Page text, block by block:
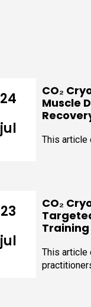
24
jul
CO₂
Muscle
This article
23
jul
CO₂
Training
This article